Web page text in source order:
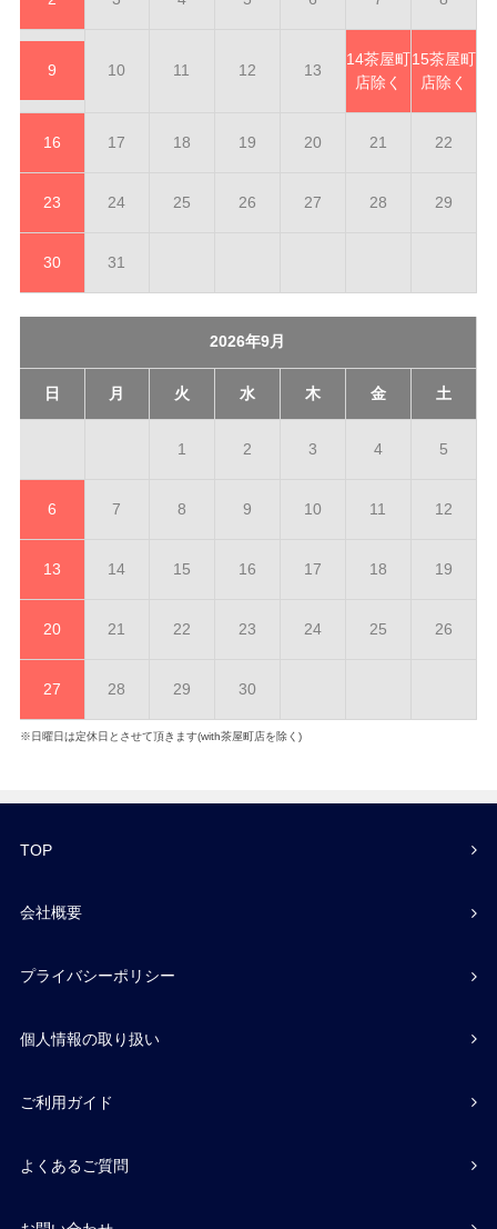
9 10 11 12 13
14茶屋町
店除く
15茶屋町
店除く
16 17 18 19 20 21 22
23 24 25 26 27 28 29
30 31
2026年9月
日 月 火 水 木 金 土
1 2 3 4 5
6 7 8 9 10 11 12
13 14 15 16 17 18 19
20 21 22 23 24 25 26
27 28 29 30
※日曜日は定休日とさせて頂きます(with茶屋町店を除く)
TOP
会社概要
プライバシーポリシー
個人情報の取り扱い
ご利用ガイド
よくあるご質問